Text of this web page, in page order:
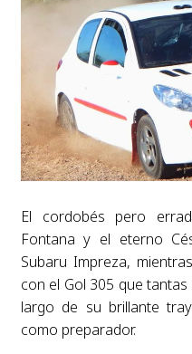
El cordobés pero
Fontana y el eterno
Subaru Impreza,
con el Gol 305 que
largo de su brillante
como preparador.